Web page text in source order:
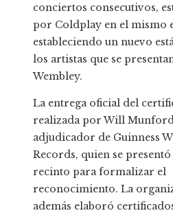
conciertos consecutivos,
por Coldplay en el mismo
estableciendo un nuevo
los artistas que se
Wembley.
La entrega oficial del
realizada por Will
adjudicador de Guinness
Records, quien se presentó
recinto para formalizar el
reconocimiento. La
además elaboró